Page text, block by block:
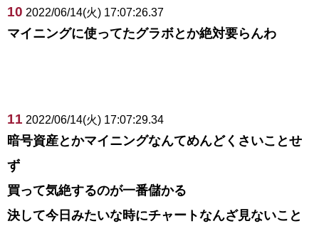
10 2022/06/14(火) 17:07:26.37
マイニングに使ってたグラボとか絶対要らんわ
11 2022/06/14(火) 17:07:29.34
暗号資産とかマイニングなんてめんどくさいことせ
ず
買って気絶するのが一番儲かる
決して今日みたいな時にチャートなんざ見ないこと